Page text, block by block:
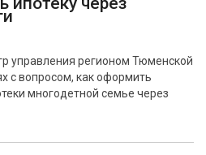
управления регионом Тюменской
с вопросом, как оформить
многодетной семье через